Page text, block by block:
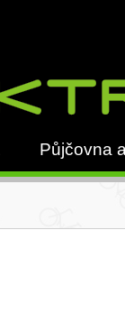
Půjčovna